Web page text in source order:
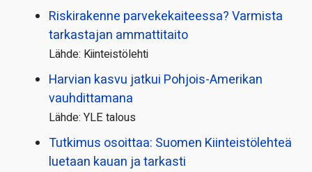
Riskirakenne parvekekaiteessa? Varmista
tarkastajan ammattitaito
Lähde: Kiinteistölehti
Harvian kasvu jatkui Pohjois-Amerikan
vauhdittamana
Lähde: YLE talous
Tutkimus osoittaa: Suomen Kiinteistölehteä
luetaan kauan ja tarkasti